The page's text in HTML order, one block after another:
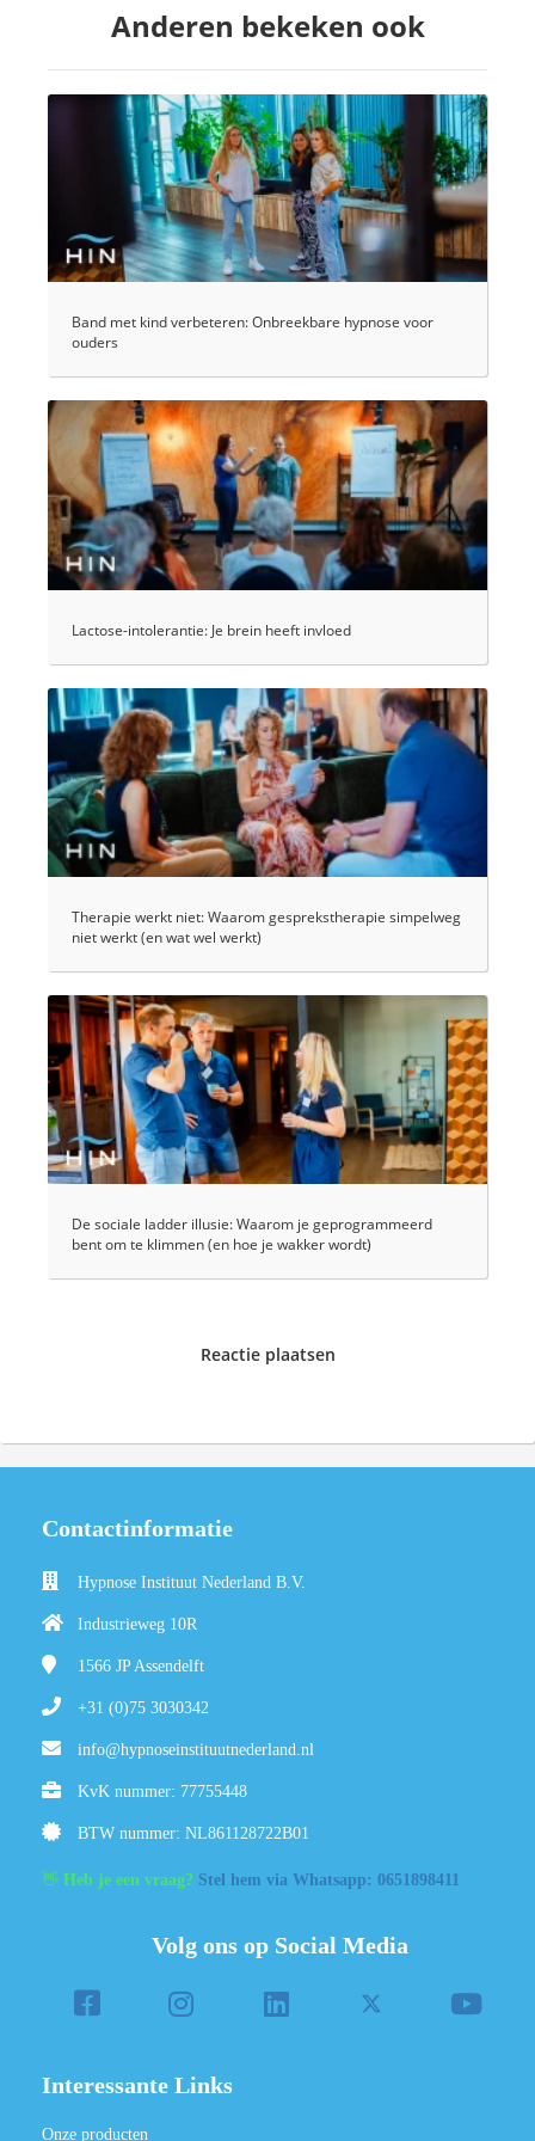
Anderen bekeken ook
Band met kind verbeteren: Onbreekbare hypnose voor
ouders
Lactose-intolerantie: Je brein heeft invloed
Therapie werkt niet: Waarom gesprekstherapie simpelweg
niet werkt (en wat wel werkt)
De sociale ladder illusie: Waarom je geprogrammeerd
bent om te klimmen (en hoe je wakker wordt)
Reactie plaatsen
Contactinformatie
Hypnose Instituut Nederland B.V.
Industrieweg 10R
1566 JP Assendelft
+31 (0)75 3030342
info@hypnoseinstituutnederland.nl
KvK nummer: 77755448
BTW nummer: NL861128722B01
👋 Heb je een vraag? Stel hem via Whatsapp: 0651898411
Volg ons op Social Media
Interessante Links
Onze producten